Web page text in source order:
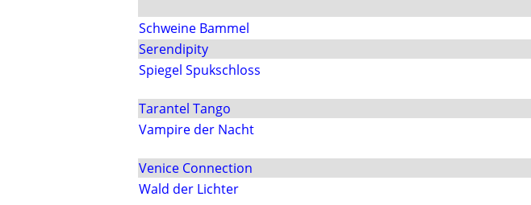
Schweine Bammel
Serendipity
Spiegel Spukschloss
Tarantel Tango
Vampire der Nacht
Venice Connection
Wald der Lichter